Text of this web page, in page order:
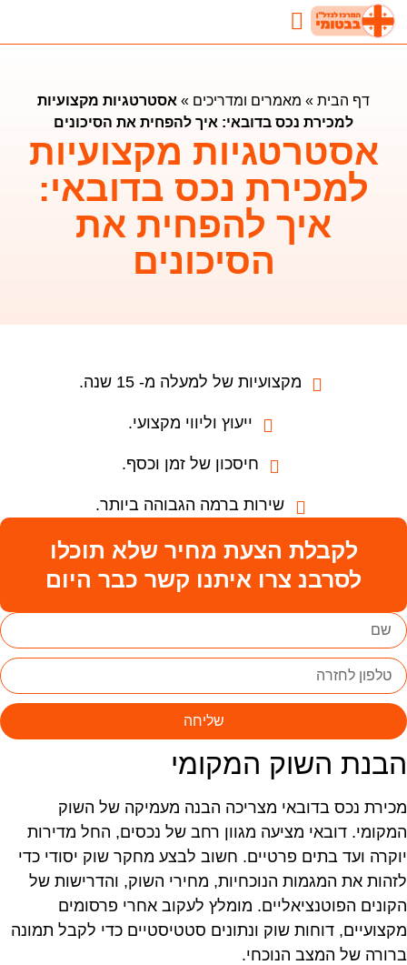
דף הבית»מאמרים ומדריכים»אסטרטגיות מקצועיות
למכירת נכס בדובאי: איך להפחית את הסיכונים
אסטרטגיות מקצועיות
למכירת נכס בדובאי:
איך להפחית את
הסיכונים
מקצועיות של למעלה מ- 15 שנה.
ייעוץ וליווי מקצועי.
חיסכון של זמן וכסף.
שירות ברמה הגבוהה ביותר.
לקבלת הצעת מחיר שלא תוכלו
לסרבנ צרו איתנו קשר כבר היום
שליחה
השוק המקומי
נכס בדובאי מצריכה הבנה מעמיקה של השוק
דובאי מציעה מגוון רחב של נכסים, החל מדירות
ועד בתים פרטיים. חשוב לבצע מחקר שוק יסודי כדי
את המגמות הנוכחיות, מחירי השוק, והדרישות של
הפוטנציאליים. מומלץ לעקוב אחרי פרסומים
דוחות שוק ונתונים סטטיסטיים כדי לקבל תמונה
של המצב הנוכחי.